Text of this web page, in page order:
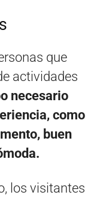
que
actividades
necesario
como
buen
los visitantes